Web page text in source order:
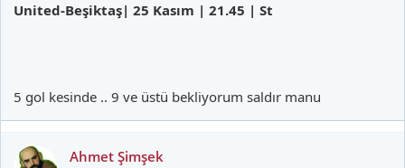
United-Beşiktaş| 25 Kasım | 21.45 | St
5 gol kesinde .. 9 ve üstü bekliyorum saldır manu
Ahmet Şimşek